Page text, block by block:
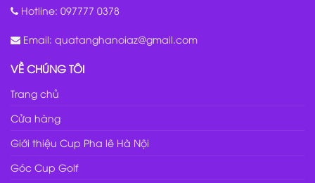
Hotline: 097777 0378
Email: quatanghanoiaz@gmail.com
VỀ CHÚNG TÔI
Trang chủ
Cửa hàng
Giới thiệu Cup Pha lê Hà Nội
Góc Cup Golf